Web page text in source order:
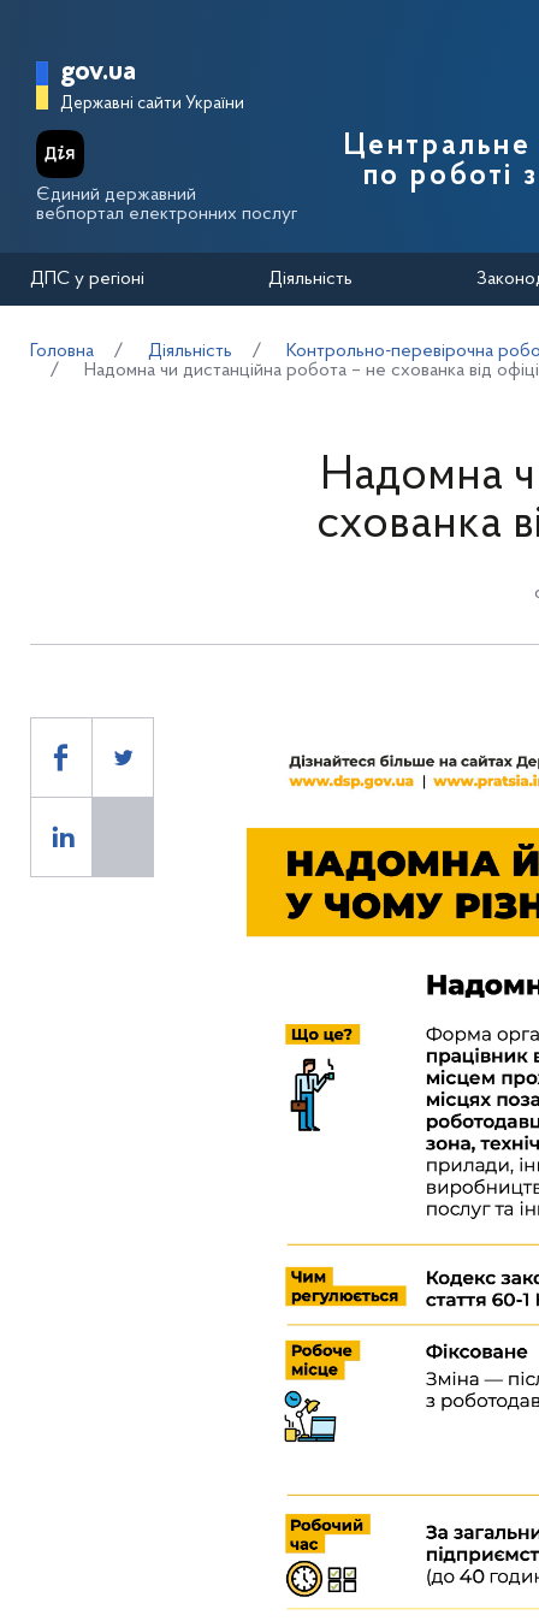
Головна сторінка Державної
gov.ua
Державні сайти України
Єдиний державний
вебпортал електронних послуг
Центральне
по роботі
ДПС у регіоні Діяльність
Головна Діяльність
Контрольно-перевірочна
Надомна чи дистанційна робота – не схованка від
Надомна
схованка